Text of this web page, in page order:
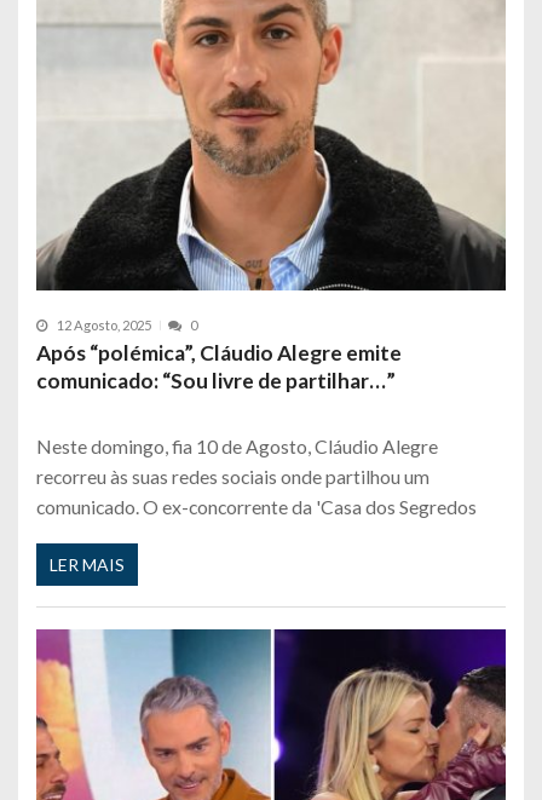
12 Agosto, 2025 0
Após “polémica”, Cláudio Alegre emite
comunicado: “Sou livre de partilhar…”
Neste domingo, fia 10 de Agosto, Cláudio Alegre
recorreu às suas redes sociais onde partilhou um
comunicado. O ex-concorrente da 'Casa dos Segredos
LER MAIS